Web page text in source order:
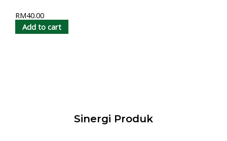
RM40.00
Add to cart
Sinergi Produk